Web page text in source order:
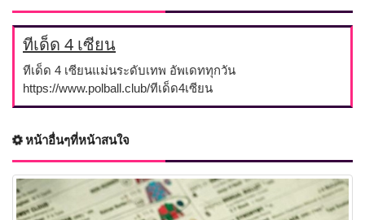
ทีเด็ด 4 เซียน
ทีเด็ด 4 เซียนแม่นระดับเทพ อัพเดททุกวัน
https://www.polball.club/ทีเด็ด4เซียน
หน้าอื่นๆที่หน้าสนใจ